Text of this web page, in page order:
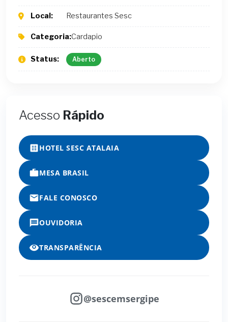
Local: Restaurantes Sesc
Categoria:Cardapio
Status: Aberto
Acesso Rápido
HOTEL SESC ATALAIA
MESA BRASIL
FALE CONOSCO
OUVIDORIA
TRANSPARÊNCIA
@sescemsergipe